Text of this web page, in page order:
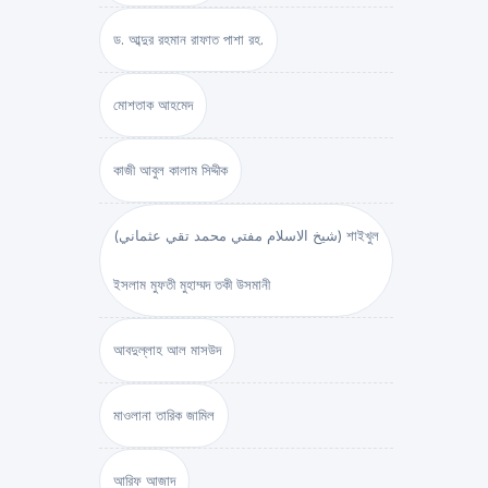
ড. আব্দুর রহমান রাফাত পাশা রহ.
মোশতাক আহমেদ
কাজী আবুল কালাম সিদ্দীক
(شيخ الاسلام مفتي محمد تقي عثماني) শাইখুল
ইসলাম মুফতী মুহাম্মদ তকী উসমানী
আবদুল্লাহ আল মাসউদ
মাওলানা তারিক জামিল
আরিফ আজাদ